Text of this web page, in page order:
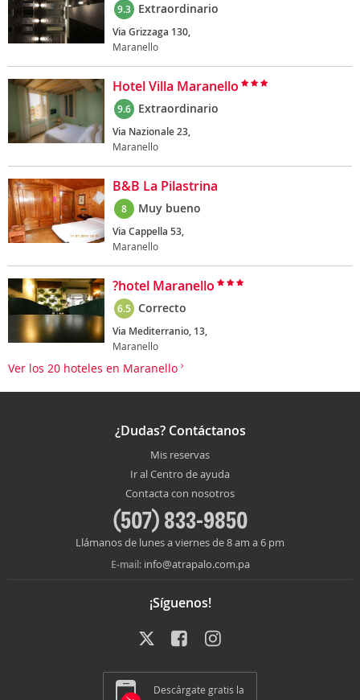
9.3 Extraordinario
Via Grizzaga 130,
Maranello
Hotel Villa Maranello
9.6 Extraordinario
Via Nazionale 23,
Maranello
B&B La Pilastrina
8 Muy bueno
Via Cappella 53,
Maranello
?hotel Maranello
6.5 Correcto
Via Mediterranio, 13,
Maranello
Ver los 20 hoteles en Maranello
¿Dudas? Contáctanos
Mis reservas
Ir al Centro de ayuda
Contacta con nosotros
(507) 833-9850
Llámanos de lunes a viernes de 8 am a 6 pm
E-mail: info@atrapalo.com.pa
¡Síguenos!
Descárgate gratis la